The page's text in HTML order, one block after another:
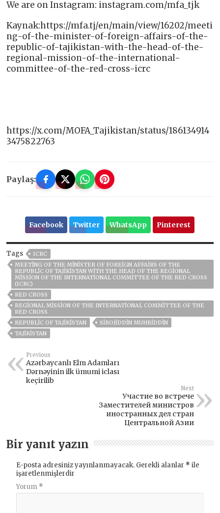
We are on Instagram: instagram.com/mfa_tjk
Kaynak:https://mfa.tj/en/main/view/16202/meeti
ng-of-the-minister-of-foreign-affairs-of-the-
republic-of-tajikistan-with-the-head-of-the-
regional-mission-of-the-international-
committee-of-the-red-cross-icrc
https://x.com/MOFA_Tajikistan/status/186134914
3475822763
Paylaş:
Facebook Twitter WhatsApp Pinterest
Tags
ICRC
MEETING OF THE MINISTER OF FOREIGN AFFAIRS OF THE
REPUBLIC OF TAJIKISTAN WITH THE HEAD OF THE REGIONAL
MISSION OF THE INTERNATIONAL COMMITTEE OF THE RED CROSS
(ICRC)
RED CROSS
REGIONAL MISSION OF THE INTERNATIONAL COMMITTEE OF THE
RED CROSS
REPUBLIC OF TAJIKISTAN
SIROJIDDIN MUHRIDDIN
TAJIKISTAN
Previous
Azərbaycanlı Elm Adamları
Dərnəyinin ilk ümumi iclası
keçirilib
Next
Участие во встрече
Заместителей министров
иностранных дел стран
Центральной Азии
Bir yanıt yazın
E-posta adresiniz yayınlanmayacak. Gerekli alanlar * ile
işaretlenmişlerdir
Yorum *